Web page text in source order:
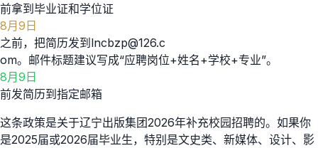
前拿到毕业证和学位证
8月9日
之前，把简历发到lncbzp@126.c
om。邮件标题建议写成“应聘岗位+姓名+学校+专业”。
8月9日
前发简历到指定邮箱
这条政策是关于辽宁出版集团2026年补充校园招聘的。如果你
是2025届或2026届毕业生，特别是文史类、新媒体、设计、影